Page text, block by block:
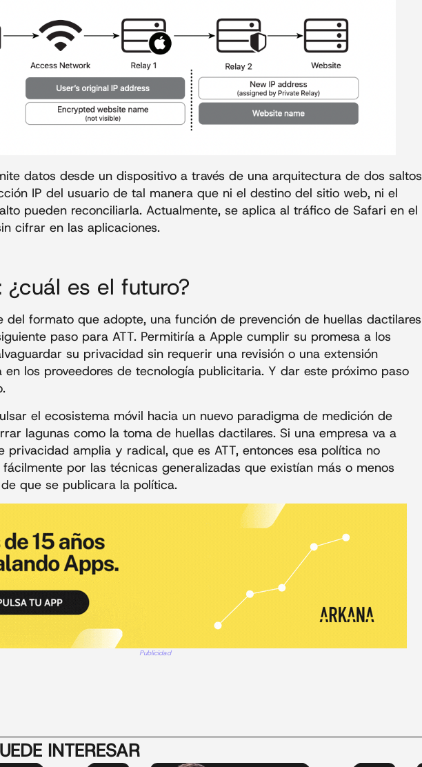
datos desde un dispositivo a través de una arquitectura de dos saltos
IP del usuario de tal manera que ni el destino del sitio web, ni el
pueden reconciliarla. Actualmente, se aplica al tráfico de Safari en el
cifrar en las aplicaciones.
¿cuál es el futuro?
del formato que adopte, una función de prevención de huellas dactilares
paso para ATT. Permitiría a Apple cumplir su promesa a los
su privacidad sin requerir una revisión o una extensión
los proveedores de tecnología publicitaria. Y dar este próximo paso
el ecosistema móvil hacia un nuevo paradigma de medición de
lagunas como la toma de huellas dactilares. Si una empresa va a
privacidad amplia y radical, que es ATT, entonces esa política no
por las técnicas generalizadas que existían más o menos
que se publicara la política.
Publicidad
INTERESAR